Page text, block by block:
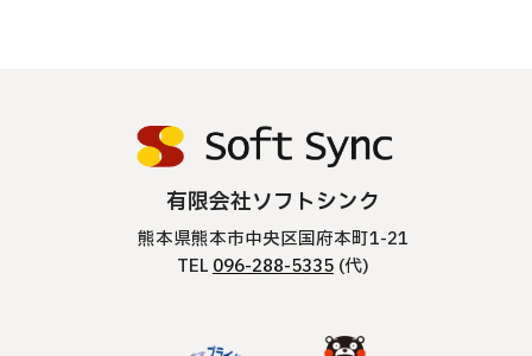
有限会社ソフトシンク
熊本県熊本市中央区国府本町1-21
TEL 096-288-5335(代)